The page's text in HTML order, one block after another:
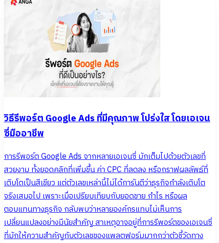
วิธีรีพอร์ต Google Ads ที่มีคุณภาพ โปร่งใส โดยเอเจน
ซี่มืออาชีพ
การรีพอร์ต Google Ads จากหลายเอเจนซี่ มักเต็มไปด้วยตัวเลขที่
สวยงาม ทั้งยอดคลิกที่เพิ่มขึ้น ค่า CPC ที่ลดลง หรือกราฟผลลัพธ์ที่
เติบโตเป็นสีเขียว แต่ตัวเลขเหล่านี้ไม่ได้การันตีว่าธุรกิจกำลังเติบโต
จริงเสมอไป เพราะเมื่อเปรียบเทียบกับยอดขาย กำไร หรือผล
ตอบแทนทางธุรกิจ กลับพบว่าหลายองค์กรแทบไม่เห็นการ
เปลี่ยนแปลงอย่างมีนัยสำคัญ สาเหตุอาจอยู่ที่การรีพอร์ตของเอเจนซี่
ที่มักให้ความสำคัญกับตัวเลขของแพลตฟอร์มมากกว่าตัวชี้วัดทาง